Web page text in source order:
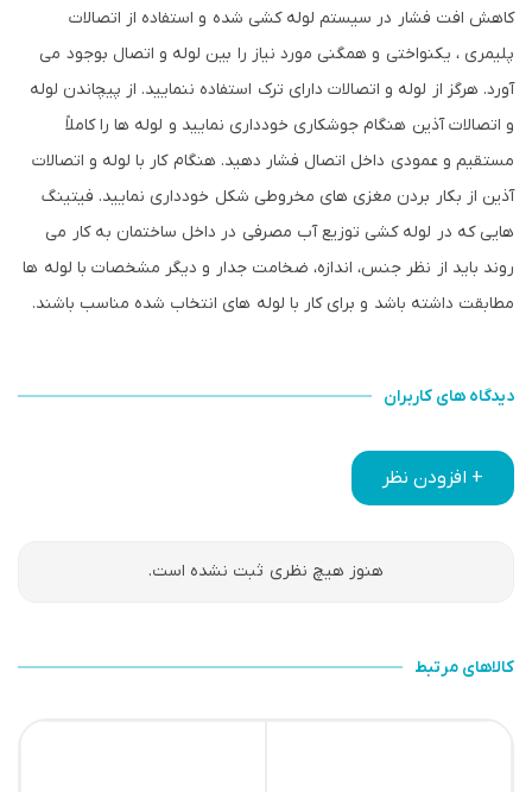
کاهش افت فشار در سیستم لوله کشی شده و استفاده از اتصالات
پلیمری ، یکنواختی و همگنی مورد نیاز را بین لوله و اتصال بوجود می
آورد. هرگز از لوله و اتصالات دارای ترک استفاده ننمایید. از پیچاندن لوله
و اتصالات آذین هنگام جوشکاری خودداری نمایید و لوله ها را کاملاً
مستقیم و عمودی داخل اتصال فشار دهید. هنگام کار با لوله و اتصالات
آذین از بکار بردن مغزی های مخروطی شکل خودداری نمایید. فیتینگ
هایی که در لوله کشی توزیع آب مصرفی در داخل ساختمان به کار می
روند باید از نظر جنس، اندازه، ضخامت جدار و دیگر مشخصات با لوله ها
مطابقت داشته باشد و برای کار با لوله های انتخاب شده مناسب باشند.
دیدگاه های کاربران
+ افزودن نظر
هنوز هیچ نظری ثبت نشده است.
کالاهای مرتبط